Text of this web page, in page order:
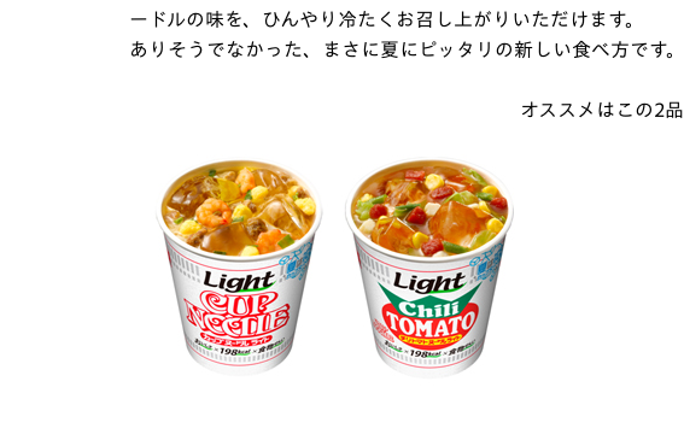
ードルの味を、ひんやり冷たくお召し上がりいただけます。
ありそうでなかった、まさに夏にピッタリの新しい食べ方です。
オススメはこの2品